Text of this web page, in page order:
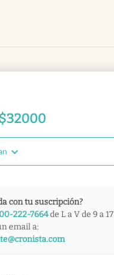
$32000
con tu suscripción?
222-7664de L a V de 9 a 17
email a: